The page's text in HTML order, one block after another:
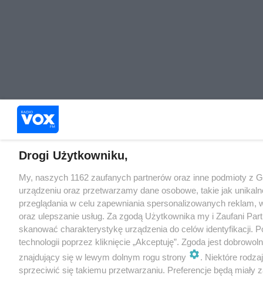
Drogi Użytkowniku,
My, naszych 1162 zaufanych partnerów oraz inne podmioty z
urządzeniu oraz przetwarzamy dane osobowe, takie jak
przeglądania w celu zapewniania spersonalizowanych
oraz ulepszanie usług. Za zgodą Użytkownika my i Zaufani
skanować charakterystykę urządzenia do celów identyfikacji.
technologii poprzez kliknięcie „Akceptuję”. Zgoda jest
znajdujący się w lewym dolnym rogu strony
. Niektóre
sprzeciwić się takiemu przetwarzaniu. Preferencje będą miały